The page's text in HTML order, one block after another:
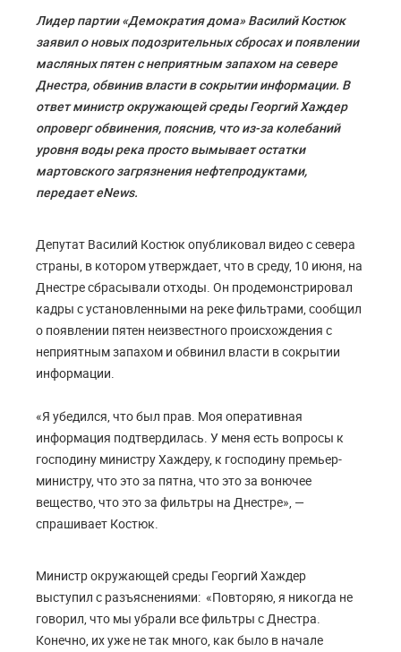
Лидер партии «Демократия дома» Василий Костюк
заявил о новых подозрительных сбросах и появлении
масляных пятен с неприятным запахом на севере
Днестра, обвинив власти в сокрытии информации. В
ответ министр окружающей среды Георгий Хаждер
опроверг обвинения, пояснив, что из-за колебаний
уровня воды река просто вымывает остатки
мартовского загрязнения нефтепродуктами,
передает eNews.
Депутат Василий Костюк опубликовал видео с севера
страны, в котором утверждает, что в среду, 10 июня, на
Днестре сбрасывали отходы. Он продемонстрировал
кадры с установленными на реке фильтрами, сообщил
о появлении пятен неизвестного происхождения с
неприятным запахом и обвинил власти в сокрытии
информации.
«Я убедился, что был прав. Моя оперативная
информация подтвердилась. У меня есть вопросы к
господину министру Хаждеру, к господину премьер-
министру, что это за пятна, что это за вонючее
вещество, что это за фильтры на Днестре», —
спрашивает Костюк.
Министр окружающей среды Георгий Хаждер
выступил с разъяснениями: «Повторяю, я никогда не
говорил, что мы убрали все фильтры с Днестра.
Конечно, их уже не так много, как было в начале